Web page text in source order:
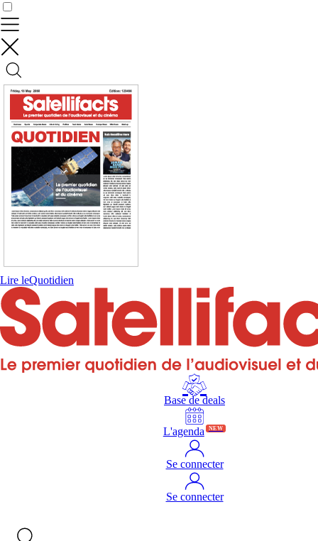
Lire leQuotidien
Base de deals
L'agenda NEW
Se connecter
Se connecter
Contrôler vos données